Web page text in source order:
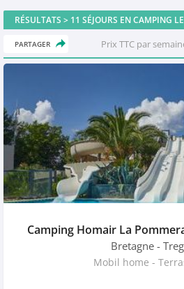
RÉSULTATS > 11 SÉJOURS EN CAMPING
PARTAGER Prix TTC par
Camping Homair La
Bretagne -
Mobil home -